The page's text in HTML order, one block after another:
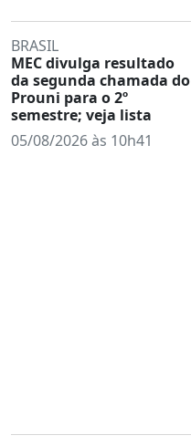
BRASIL
MEC divulga resultado
da segunda chamada do
Prouni para o 2º
semestre; veja lista
05/08/2026 às 10h41